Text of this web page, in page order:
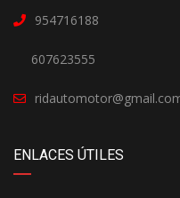
954716188
607623555
ENLACES ÚTILES